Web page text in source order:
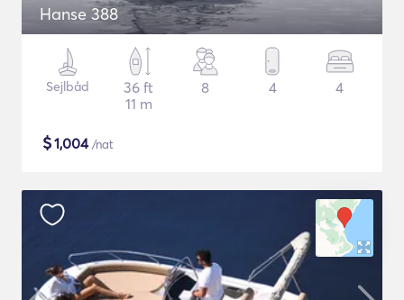
Hanse 388
Sejlbåd
36 ft
11 m
8 4 4
$1,004/nat